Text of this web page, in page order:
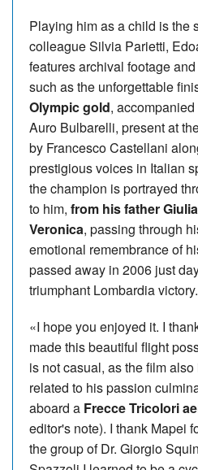
Playing him as a child is the
colleague Silvia Parietti,
features archival footage
such as the unforgettable
Olympic gold,
Auro Bulbarelli, present at
by Francesco Castellani
prestigious voices in Italian
the champion is portrayed
to him, from his father
Veronica, passing through
emotional remembrance of
passed away in 2006 just
triumphant Lombardia victory.
«I hope you enjoyed it. I
made this beautiful flight
is not casual, as the film
related to his passion
aboard a Frecce Tricolori
editor's note). I thank Mapei
the group of Dr. Giorgio